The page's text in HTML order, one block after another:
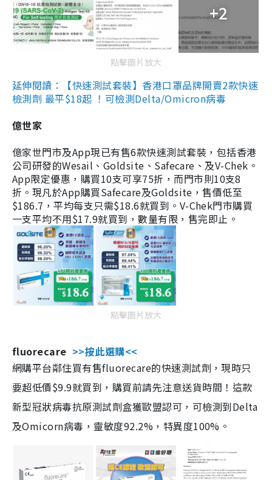
+2
點擊圖片放大
延伸閱讀：【快速測試套裝】香港口罩品牌開賣2款快速
檢測劑 最平$18起 ！可檢測Delta/Omicron病毒
億世家
億家世門市及App現已有售6款快速測試套裝，包括香港
公司研發的Wesail、Goldsite、Safecare、及V-Chek。
App限定優惠，購買10支可享75折，而門市則10支8
折。現凡於App購買Safecare及Goldsite，售價低至
$186.7，平均每支只需$18.6就買到。V-Chek門市購買
一支平均不用$17.9就買到，數量有限，售完即止。
點擊圖片放大
fluorecare >>按此選購<<
網購平台鄰住買有售fluorecare的快速測試劑，現時只
要超低價$9.9就買到，購買前請先注意送貨時間！這款
新型冠狀病毒抗原測試劑盒獲歐盟認可，可檢測到Delta
及Omicorn病毒，靈敏度92.2%，特異度100%。